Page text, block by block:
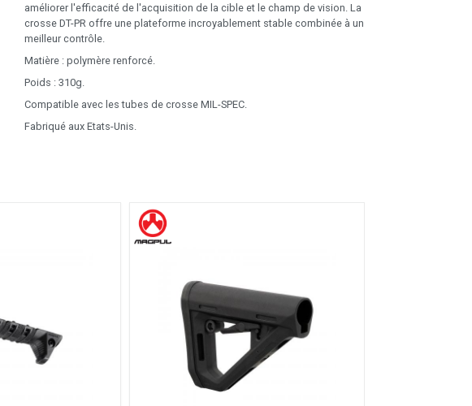
améliorer l'efficacité de l'acquisition de la cible et le champ de vision. La
crosse DT-PR offre une plateforme incroyablement stable combinée à un
meilleur contrôle.
Matière : polymère renforcé.
Poids : 310g.
Compatible avec les tubes de crosse MIL-SPEC.
Fabriqué aux Etats-Unis.